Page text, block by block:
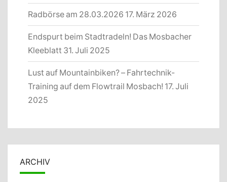
Radbörse am 28.03.2026 17. März 2026
Endspurt beim Stadtradeln! Das Mosbacher
Kleeblatt 31. Juli 2025
Lust auf Mountainbiken? – Fahrtechnik-
Training auf dem Flowtrail Mosbach! 17. Juli
2025
ARCHIV